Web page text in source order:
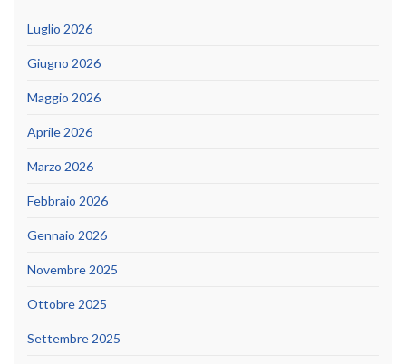
Luglio 2026
Giugno 2026
Maggio 2026
Aprile 2026
Marzo 2026
Febbraio 2026
Gennaio 2026
Novembre 2025
Ottobre 2025
Settembre 2025